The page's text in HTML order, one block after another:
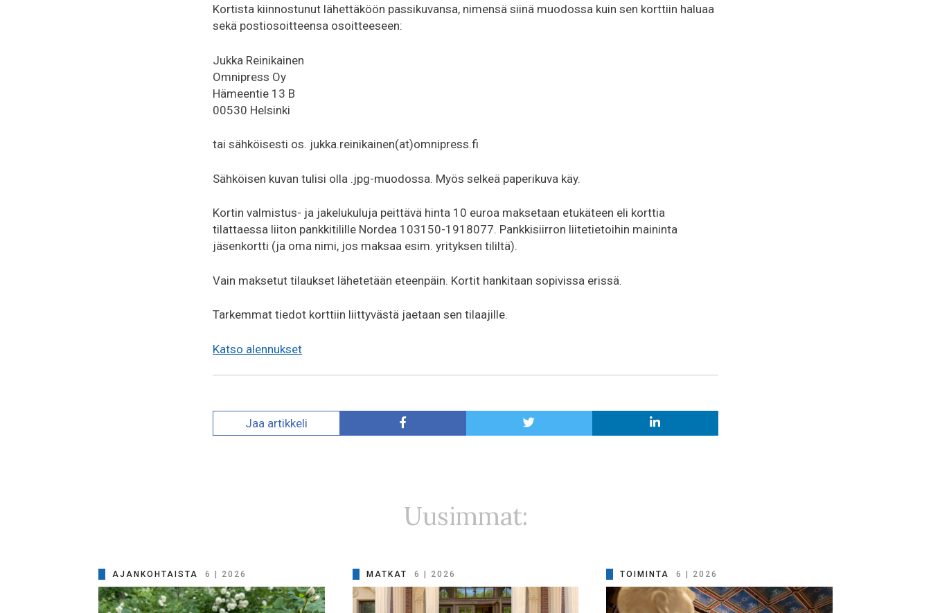
Kortista kiinnostunut lähettäköön passikuvansa, nimensä siinä muodossa kuin sen korttiin haluaa
sekä postiosoitteensa osoitteeseen:
Jukka Reinikainen
Omnipress Oy
Hämeentie 13 B
00530 Helsinki
tai sähköisesti os. jukka.reinikainen(at)omnipress.fi
Sähköisen kuvan tulisi olla .jpg-muodossa. Myös selkeä paperikuva käy.
Kortin valmistus- ja jakelukuluja peittävä hinta 10 euroa maksetaan etukäteen eli korttia
tilattaessa liiton pankkitilille Nordea 103150-1918077. Pankkisiirron liitetietoihin maininta
jäsenkortti (ja oma nimi, jos maksaa esim. yrityksen tililtä).
Vain maksetut tilaukset lähetetään eteenpäin. Kortit hankitaan sopivissa erissä.
Tarkemmat tiedot korttiin liittyvästä jaetaan sen tilaajille.
Katso alennukset
Jaaartikkeli
Uusimmat:
AJANKOHTAISTA 6 | 2026 MATKAT 6 | 2026 TOIMINTA 6 | 2026